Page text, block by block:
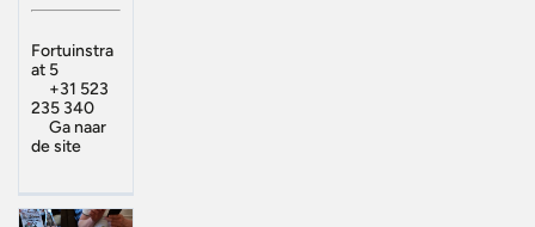
Fortuinstra
at 5
+31 523
235 340
Ga naar
de site